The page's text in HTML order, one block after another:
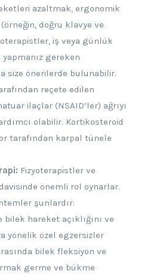
azaltmak, ergonomik
doğru klavye ve
iş veya günlük
gereken
size önerilerde bulunabilir.
reçete edilen
ilaçlar (NSAID’ler) ağrıyı
olabilir. Kortikosteroid
tarafından karpal tünele
Fizyoterapistler ve
önemli rol oynarlar.
şunlardır:
bilek hareket açıklığını ve
yönelik özel egzersizler
bilek fleksiyon ve
germe ve bükme